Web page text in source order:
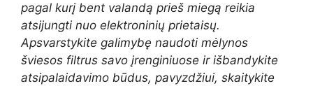
pagal kurį bent valandą prieš miegą reikia
atsijungti nuo elektroninių prietaisų.
Apsvarstykite galimybę naudoti mėlynos
šviesos filtrus savo įrenginiuose ir išbandykite
atsipalaidavimo būdus, pavyzdžiui, skaitykite